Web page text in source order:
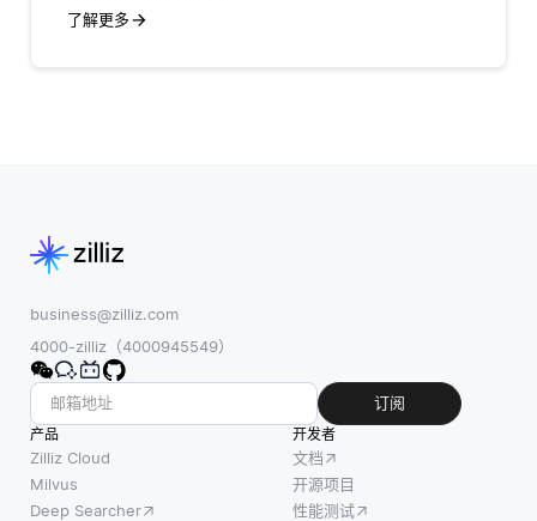
了解更多
business@zilliz.com
4000-zilliz（4000945549）
订阅
产品
Zilliz Cloud
Milvus
Deep Searcher
开发者
文档
开源项目
性能测试